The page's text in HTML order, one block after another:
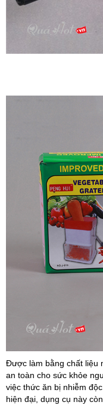
Được làm bằng chất liệu
an toàn cho sức khỏe
việc thức ăn bị nhiễm
hiện đại, dụng cụ này